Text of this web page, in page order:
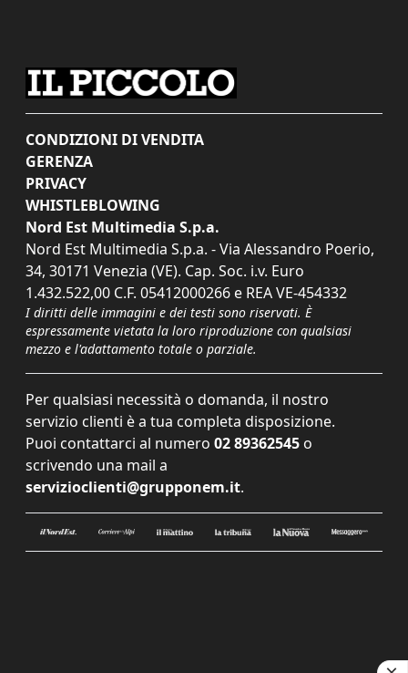
CONDIZIONI DI VENDITA
GERENZA
PRIVACY
WHISTLEBLOWING
Nord Est Multimedia S.p.a.
Nord Est Multimedia S.p.a. - Via Alessandro Poerio,
34, 30171 Venezia (VE). Cap. Soc. i.v. Euro
1.432.522,00 C.F. 05412000266 e REA VE-454332
I diritti delle immagini e dei testi sono riservati. È
espressamente vietata la loro riproduzione con qualsiasi
mezzo e l'adattamento totale o parziale.
Per qualsiasi necessità o domanda, il nostro
servizio clienti è a tua completa disposizione.
Puoi contattarci al numero 02 89362545 o
scrivendo una mail a
servizioclienti@grupponem.it.